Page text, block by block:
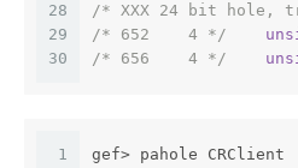
28
29
30
/* XXX 24 bit hole,
/* 652    4 */
/* 656    4 */
1
gef> pahole CRClient